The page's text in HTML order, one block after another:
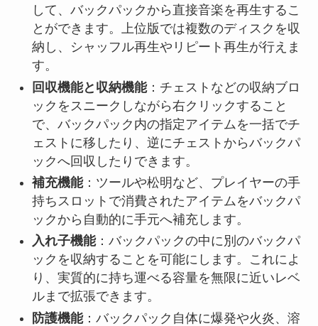
して、バックパックから直接音楽を再生するこ
とができます。上位版では複数のディスクを収
納し、シャッフル再生やリピート再生が行えま
す。
回収機能と収納機能：チェストなどの収納ブロ
ックをスニークしながら右クリックすること
で、バックパック内の指定アイテムを一括でチ
ェストに移したり、逆にチェストからバックパ
ックへ回収したりできます。
補充機能：ツールや松明など、プレイヤーの手
持ちスロットで消費されたアイテムをバックパ
ックから自動的に手元へ補充します。
入れ子機能：バックパックの中に別のバックパ
ックを収納することを可能にします。これによ
り、実質的に持ち運べる容量を無限に近いレベ
ルまで拡張できます。
防護機能：バックパック自体に爆発や火炎、溶